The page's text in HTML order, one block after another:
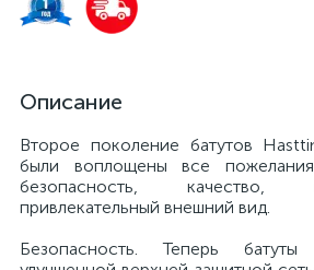
Описание
Второе поколение батутов
были воплощены все
безопасность,
привлекательный внешний вид.
Безопасность. Теперь